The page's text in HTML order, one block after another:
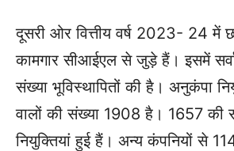
दूसरी ओर वित्तीय वर्ष 2023- 24 में
कामगार सीआईएल से जुड़े हैं। इसमें
संख्या भूविस्थापितों की है। अनुकंपा
वालों की संख्या 1908 है। 1657 की
नियुक्तियां हुई हैं। अन्य कंपनियों से